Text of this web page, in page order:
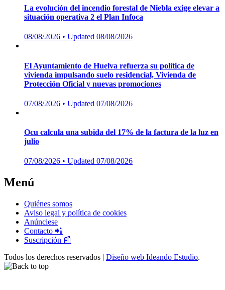
La evolución del incendio forestal de Niebla exige elevar a
situación operativa 2 el Plan Infoca
Posted
08/08/2026 • Updated 08/08/2026
El Ayuntamiento de Huelva refuerza su política de
vivienda impulsando suelo residencial, Vivienda de
Protección Oficial y nuevas promociones
Posted
07/08/2026 • Updated 07/08/2026
Ocu calcula una subida del 17% de la factura de la luz en
julio
Posted
07/08/2026 • Updated 07/08/2026
Menú
Quiénes somos
Aviso legal y política de cookies
Anúnciese
Contacto 📲
Suscripción 📰
Todos los derechos reservados | Diseño web Ideando Estudio.